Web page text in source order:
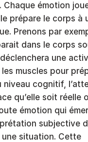
Chaque émotion
prépare le corps à
Prenons par
dans le corps
une
muscles pour
niveau cognitif,
qu’elle soit réelle
émotion qui
subjective
situation. Cette